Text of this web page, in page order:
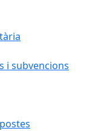
i subvencions